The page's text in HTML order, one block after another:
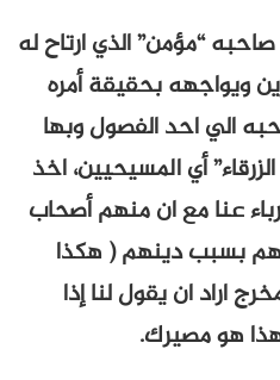
“مؤمن” الذي ارتاح له
ويواجهه بحقيقة أمره
الي احد الفصول وبها
أي المسيحيين، اخذ
عنا مع ان منهم أصحاب
بسبب دينهم ( هكذا
اراد ان يقول لنا إذا
هو مصيرك.